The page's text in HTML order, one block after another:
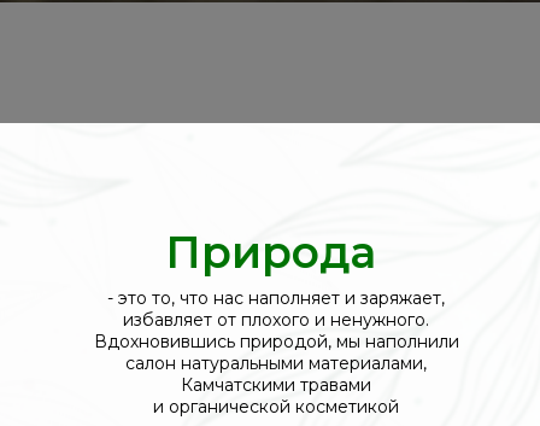
- это то, что нас наполняет и заряжает,
избавляет от плохого и ненужного.
Вдохновившись природой, мы наполнили
салон натуральными материалами,
Камчатскими травами
и органической косметикой
Природа